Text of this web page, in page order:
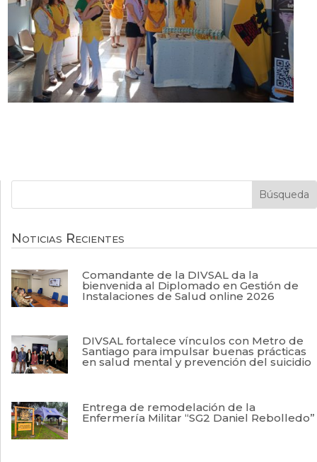
Noticias Recientes
Comandante de la DIVSAL da la
bienvenida al Diplomado en Gestión de
Instalaciones de Salud online 2026
DIVSAL fortalece vínculos con Metro de
Santiago para impulsar buenas prácticas
en salud mental y prevención del suicidio
Entrega de remodelación de la
Enfermería Militar “SG2 Daniel Rebolledo”